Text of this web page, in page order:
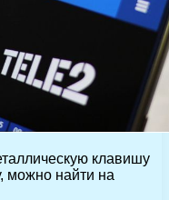
клавишу
можно найти на